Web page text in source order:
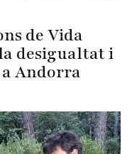
de Vida
desigualtat i
Andorra